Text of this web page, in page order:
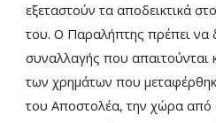
εξεταστούν τα αποδεικτικά
του. Ο Παραλήπτης πρέπει να
συναλλαγής που απαιτούνται
των χρημάτων που
του Αποστολέα, την χώρα